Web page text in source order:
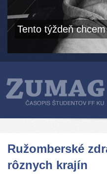
Tento týždeň
Ružomberské
rôznych krajín